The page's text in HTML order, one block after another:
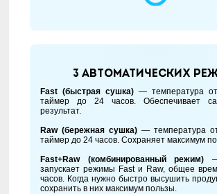
3 автоматических
Fast (быстрая сушка) — температура
таймер до 24 часов. Обеспечивает
результат.
Raw (бережная сушка) — температура
таймер до 24 часов. Сохраняет максимум
Fast+Raw (комбинированный режим) —
запускает режимы Fast и Raw, общее
часов. Когда нужно быстро высушить
сохранить в них максимум пользы.